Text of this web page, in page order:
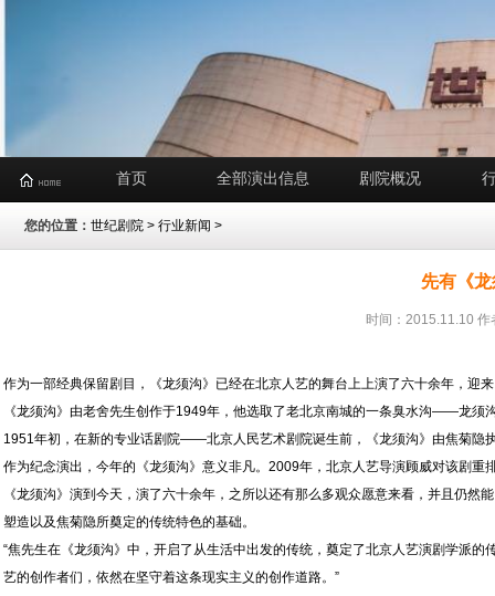
首页 全部演出信息 剧院概况
您的位置： 世纪剧院 > 行业新闻 >
先有《
时间：2015.11.10
作为一部经典保留剧目，《龙须沟》已经在北京人艺的舞台上上演了六十余年，迎
《龙须沟》由老舍先生创作于1949年，他选取了老北京南城的一条臭水沟——龙
1951年初，在新的专业话剧院——北京人民艺术剧院诞生前，《龙须沟》由焦菊隐
作为纪念演出，今年的《龙须沟》意义非凡。2009年，北京人艺导演顾威对该剧
《龙须沟》演到今天，演了六十余年，之所以还有那么多观众愿意来看，并且仍
塑造以及焦菊隐所奠定的传统特色的基础。
“焦先生在《龙须沟》中，开启了从生活中出发的传统，奠定了北京人艺演剧学派
艺的创作者们，依然在坚守着这条现实主义的创作道路。”